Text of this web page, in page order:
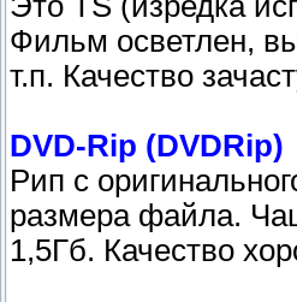
Фильм осветлен,
т.п. Качество
DVD-Rip (DVDRip)
Рип с
размера файла.
1,5Гб. Качество